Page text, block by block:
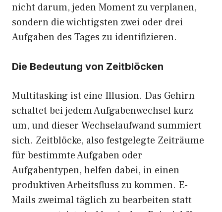
nicht darum, jeden Moment zu verplanen,
sondern die wichtigsten zwei oder drei
Aufgaben des Tages zu identifizieren.
Die Bedeutung von Zeitblöcken
Multitasking ist eine Illusion. Das Gehirn
schaltet bei jedem Aufgabenwechsel kurz
um, und dieser Wechselaufwand summiert
sich. Zeitblöcke, also festgelegte Zeiträume
für bestimmte Aufgaben oder
Aufgabentypen, helfen dabei, in einen
produktiven Arbeitsfluss zu kommen. E-
Mails zweimal täglich zu bearbeiten statt